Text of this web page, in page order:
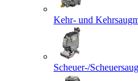
Kehr- und
Scheuer-/